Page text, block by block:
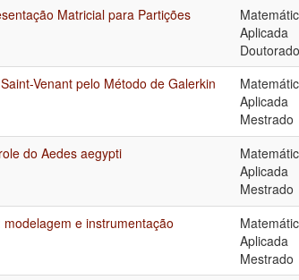
Matricial para Partições
Aplicada
Doutorado
Venant pelo Método de Galerkin
Aplicada
Mestrado
do Aedes aegypti
Aplicada
Mestrado
e instrumentação
Aplicada
Mestrado